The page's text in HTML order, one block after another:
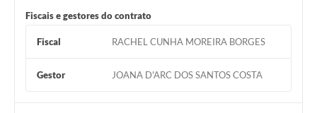
Fiscais e gestores do contrato
Fiscal RACHEL CUNHA MOREIRA BORGES
Gestor JOANA D'ARC DOS SANTOS COSTA